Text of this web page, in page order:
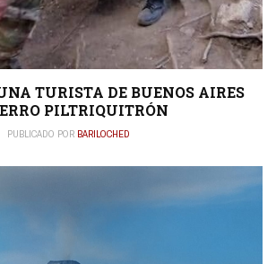
TURISTA DE BUENOS AIRES
PILTRIQUITRÓN
PUBLICADO POR BARILOCHED